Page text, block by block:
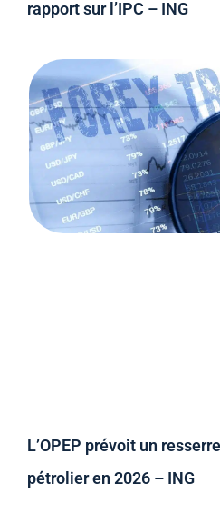
rapport sur l’IPC – ING
L’OPEP prévoit un
pétrolier en 2026 – ING